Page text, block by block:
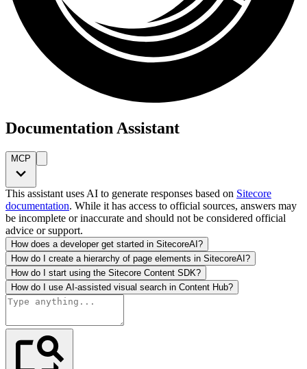
Documentation Assistant
MCP
This assistant uses AI to generate responses based on Sitecore
documentation. While it has access to official sources, answers may
be incomplete or inaccurate and should not be considered official
advice or support.
How does a developer get started in SitecoreAI?
How do I create a hierarchy of page elements in SitecoreAI?
How do I start using the Sitecore Content SDK?
How do I use AI-assisted visual search in Content Hub?